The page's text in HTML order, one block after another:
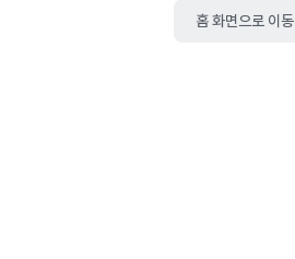
홈 화면으로 이동